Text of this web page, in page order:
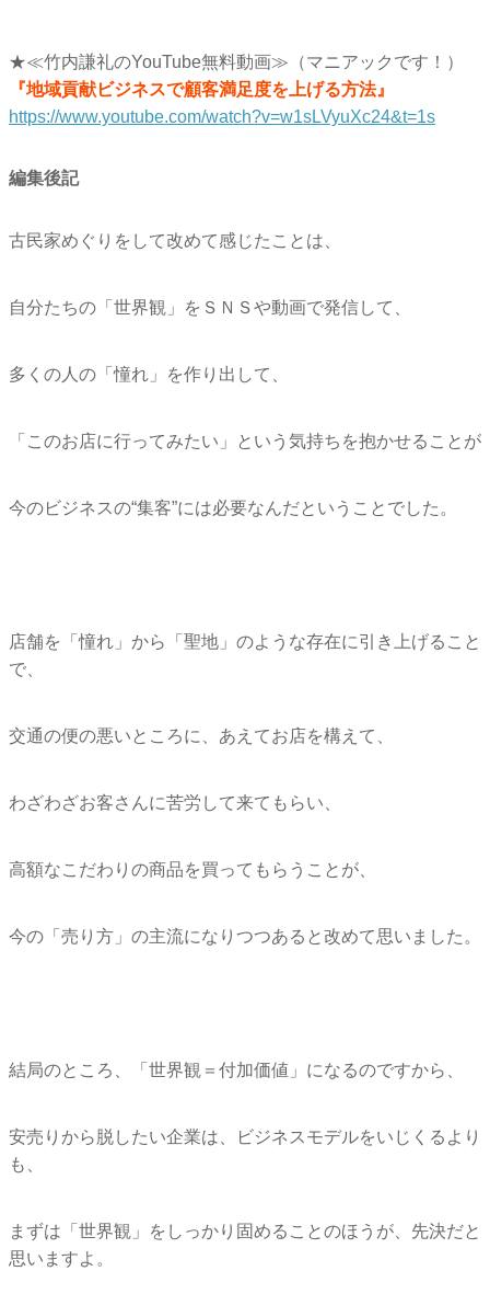
★≪竹内謙礼のYouTube無料動画≫（マニアックです！）
『地域貢献ビジネスで顧客満足度を上げる方法』
https://www.youtube.com/watch?v=w1sLVyuXc24&t=1s
編集後記
古民家めぐりをして改めて感じたことは、
自分たちの「世界観」をＳＮＳや動画で発信して、
多くの人の「憧れ」を作り出して、
「このお店に行ってみたい」という気持ちを抱かせることが
今のビジネスの“集客”には必要なんだということでした。
店舗を「憧れ」から「聖地」のような存在に引き上げること
で、
交通の便の悪いところに、あえてお店を構えて、
わざわざお客さんに苦労して来てもらい、
高額なこだわりの商品を買ってもらうことが、
今の「売り方」の主流になりつつあると改めて思いました。
結局のところ、「世界観＝付加価値」になるのですから、
安売りから脱したい企業は、ビジネスモデルをいじくるより
も、
まずは「世界観」をしっかり固めることのほうが、 先決だと
思いますよ。